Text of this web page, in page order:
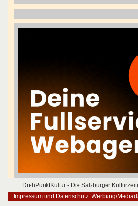
DrehPunktKultur - Die Salzburger
Impressum und Datenschutz Werbung/